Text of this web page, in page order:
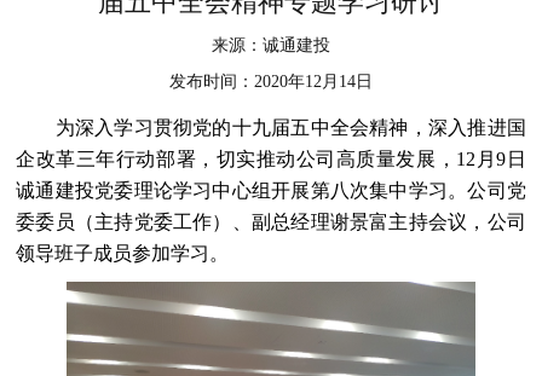
来源： 诚通建投
发布时间： 2020年12月14日
为深入学习贯彻党的十九届五中全会精神，深入推进国
企改革三年行动部署，切实推动公司高质量发展，12月9日
诚通建投党委理论学习中心组开展第八次集中学习。公司党
委委员（主持党委工作）、副总经理谢景富主持会议，公司
领导班子成员参加学习。